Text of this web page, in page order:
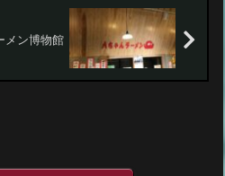
メン博物館